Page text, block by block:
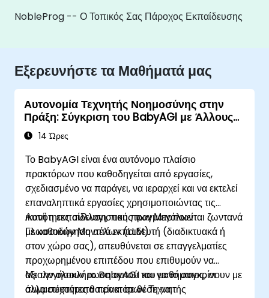
NobleProg -- Ο Τοπικός Σας Πάροχος Εκπαίδευσης
Εξερευνήστε τα Μαθήματά μας
Αυτονομία Τεχνητής Νοημοσύνης στην
Πράξη: Σύγκριση του BabyAGI με Άλλους
Αυτόνομους Πράκτορες
14 Ώρες
Το BabyAGI είναι ένα αυτόνομο πλαίσιο
πρακτόρων που καθοδηγείται από εργασίες,
σχεδιασμένο να παράγει, να ιεραρχεί και να εκτελεί
επαναληπτικά εργασίες χρησιμοποιώντας τις
ικανότητες συλλογιστικής των Μεγάλων
Γλωσσικών Μοντέλων (LLM).
Αυτή η εκπαίδευση, που πραγματοποιείται ζωντανά
με καθοδήγηση από εκπαιδευτή (διαδικτυακά ή
στον χώρο σας), απευθύνεται σε επαγγελματίες
προχωρημένου επιπέδου που επιθυμούν να
αξιολογήσουν το BabyAGI και να το συγκρίνουν με
άλλα συστήματα πρακτόρων Τεχνητής
Με την ολοκλήρωση αυτού του μαθήματος, οι
συμμετέχοντες θα είναι σε θέση να: